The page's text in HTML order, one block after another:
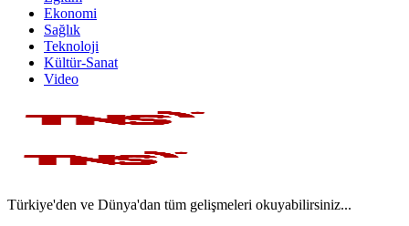
Ekonomi
Sağlık
Teknoloji
Kültür-Sanat
Video
Türkiye'den ve Dünya'dan tüm gelişmeleri okuyabilirsiniz...